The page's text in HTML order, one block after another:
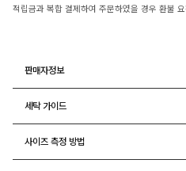
적립금과 복합 결제하여 주문하였을 경우 환불
판매자정보
세탁 가이드
사이즈 측정 방법